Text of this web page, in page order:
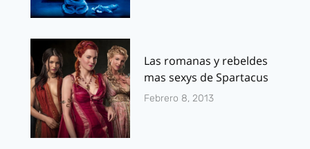
Las romanas y rebeldes
mas sexys de Spartacus
Febrero 8, 2013